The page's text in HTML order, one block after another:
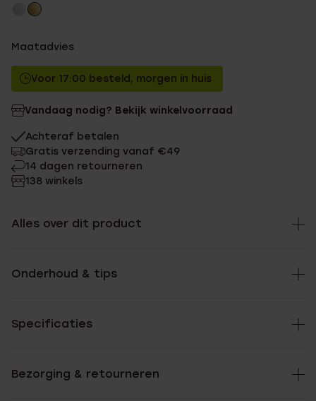
Maatadvies
Voor 17:00 besteld, morgen in huis
Vandaag nodig? Bekijk winkelvoorraad
Achteraf betalen
Gratis verzending vanaf €49
14 dagen retourneren
138 winkels
Alles over dit product
Onderhoud & tips
Specificaties
Bezorging & retourneren